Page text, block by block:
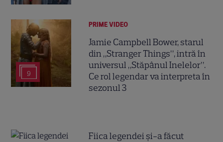
9
PRIME VIDEO
Jamie Campbell Bower, starul
din „Stranger Things”, intră în
universul „Stăpânul Inelelor”.
Ce rol legendar va interpreta în
sezonul 3
Fiica legendei și-a făcut